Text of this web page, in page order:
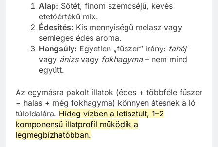
Alap: Sötét, finom szemcséjű, kevés
etetőértékű mix.
Édesítés: Kis mennyiségű melasz vagy
semleges édes aroma.
Hangsúly: Egyetlen „fűszer” irány: fahéj
vagy ánizsvagy fokhagyma– nem mind
együtt.
Az egymásra pakolt illatok (édes + többféle fűszer
+ halas + még fokhagyma) könnyen átesnek a ló
túloldalára. Hideg vízben a letisztult, 1–2
komponensű illatprofil működik a
legmegbízhatóbban.